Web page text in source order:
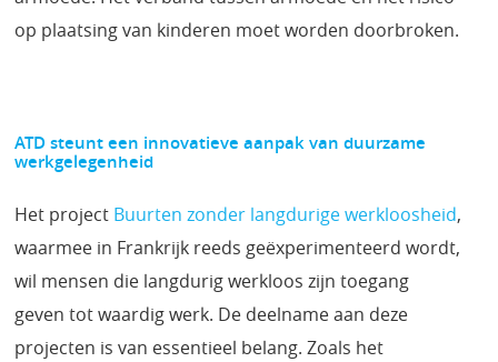
op plaatsing van kinderen moet worden doorbroken.
ATD steunt een innovatieve aanpak van duurzame
werkgelegenheid
Het project Buurten zonder langdurige werkloosheid,
waarmee in Frankrijk reeds geëxperimenteerd wordt,
wil mensen die langdurig werkloos zijn toegang
geven tot waardig werk. De deelname aan deze
projecten is van essentieel belang. Zoals het